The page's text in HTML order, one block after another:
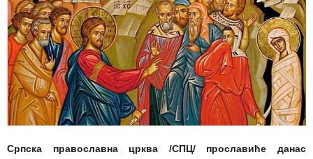
Српска православна црква /СПЦ/ прославиће данас